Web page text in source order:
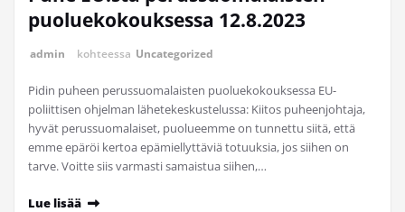
puoluekokouksessa 12.8.2023
admin kohteessa Uncategorized
Pidin puheen perussuomalaisten puoluekokouksessa EU-
poliittisen ohjelman lähetekeskustelussa: Kiitos puheenjohtaja,
hyvät perussuomalaiset, puolueemme on tunnettu siitä, että
emme epäröi kertoa epämiellyttäviä totuuksia, jos siihen on
tarve. Voitte siis varmasti samaistua siihen,…
Lue lisää